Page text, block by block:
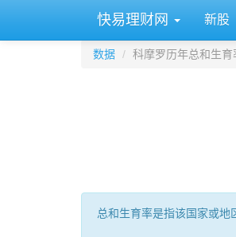
快易理财网 新股
数据 科摩罗历年总和生育
总和生育率是指该国家或地